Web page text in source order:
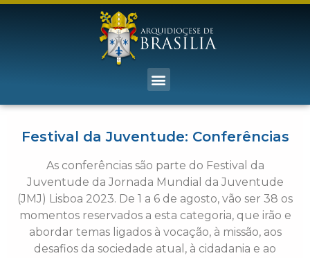
Festival da Juventude: Conferências
As conferências são parte do Festival da
Juventude da Jornada Mundial da Juventude
(JMJ) Lisboa 2023. De 1 a 6 de agosto, vão ser 38 os
momentos reservados a esta categoria, que irão e
abordar temas ligados à vocação, à missão, aos
desafios da sociedade atual, à cidadania e ao